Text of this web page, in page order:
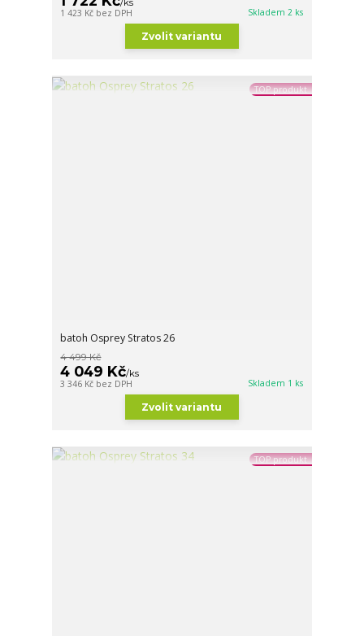
/ks
1 423 Kč bez DPH Skladem 2 ks
Zvolit variantu
TOP produkt
batoh Osprey Stratos 26
4 499 Kč
4 049 Kč/ks
3 346 Kč bez DPH Skladem 1 ks
Zvolit variantu
TOP produkt